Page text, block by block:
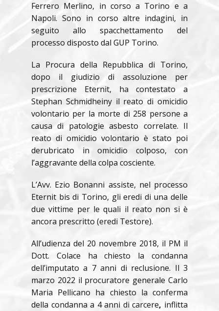
Ferrero Merlino, in corso a Torino e a
Napoli. Sono in corso altre indagini, in
seguito allo spacchettamento del
processo disposto dal GUP Torino.
La Procura della Repubblica di Torino,
dopo il giudizio di assoluzione per
prescrizione Eternit, ha contestato a
Stephan Schmidheiny il reato di omicidio
volontario per la morte di 258 persone a
causa di patologie asbesto correlate. Il
reato di omicidio volontario è stato poi
derubricato in omicidio colposo, con
l’aggravante della colpa cosciente.
L’Avv. Ezio Bonanni assiste, nel processo
Eternit bis di Torino, gli eredi di una delle
due vittime per le quali il reato non si è
ancora prescritto (eredi Testore).
All’udienza del 20 novembre 2018, il PM il
Dott. Colace ha chiesto la condanna
dell’imputato a 7 anni di reclusione. Il 3
marzo 2022 il procuratore generale Carlo
Maria Pellicano ha chiesto la conferma
della condanna a 4 anni di carcere, inflitta